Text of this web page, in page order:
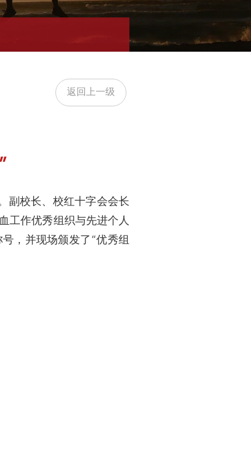
返回上一级
副校长、校红十字会会长
工作优秀组织与先进个人
，并现场颁发了“优秀组